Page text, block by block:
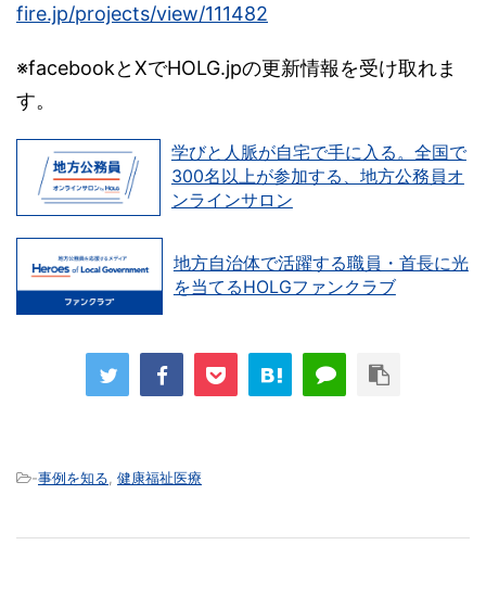
fire.jp/projects/view/111482
※facebookとXでHOLG.jpの更新情報を受け取れま
す。
学びと人脈が自宅で手に入る。全国で
300名以上が参加する、地方公務員オ
ンラインサロン
地方自治体で活躍する職員・首長に光
を当てるHOLGファンクラブ
-事例を知る 健康福祉医療